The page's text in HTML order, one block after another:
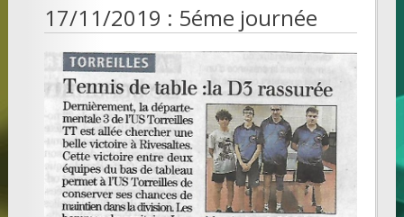
17/11/2019 : 5éme journée